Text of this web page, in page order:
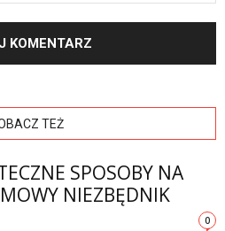
TEŻ
SPOSOBY NA
NIEZBĘDNIK
0